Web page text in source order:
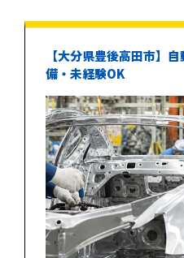
【大分県豊後高田市】
備・未経験OK